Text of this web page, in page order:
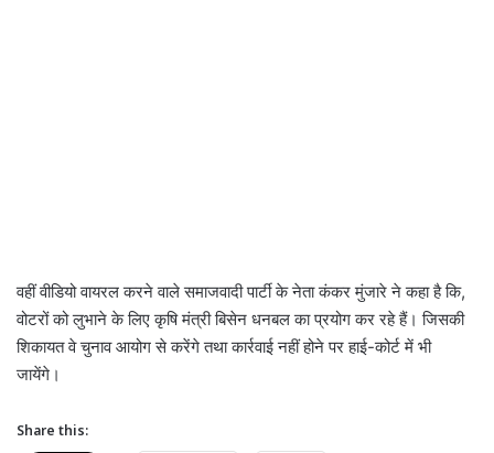
वहीं वीडियो वायरल करने वाले समाजवादी पार्टी के नेता कंकर मुंजारे ने कहा है कि,
वोटरों को लुभाने के लिए कृषि मंत्री बिसेन धनबल का प्रयोग कर रहे हैं। जिसकी
शिकायत वे चुनाव आयोग से करेंगे तथा कार्रवाई नहीं होने पर हाई-कोर्ट में भी
जायेंगे।
Share this: